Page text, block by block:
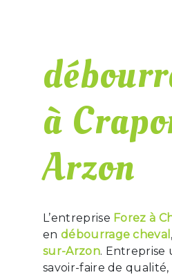
à
Arzon
L’entreprise Forez à
en débourrage cheval
sur-Arzon. Entreprise
savoir-faire de